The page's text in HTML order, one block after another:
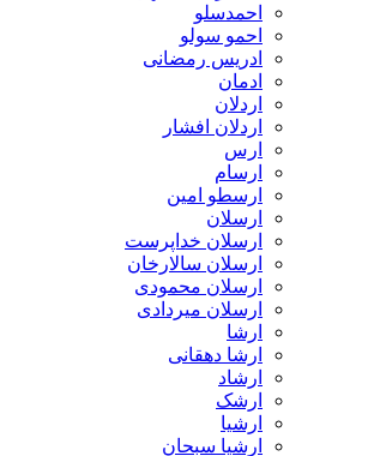
احمدسلو
احمو سولو
ادریس رمضانی
ادمان
اردلان
اردلان افشار
ارس
ارسام
ارسطو امین
ارسلان
ارسلان خداپرست
ارسلان سالارخان
ارسلان محمودی
ارسلان میردادی
ارشا
ارشا دهقانی
ارشاد
ارشک
ارشیا
ارشیا سبحان